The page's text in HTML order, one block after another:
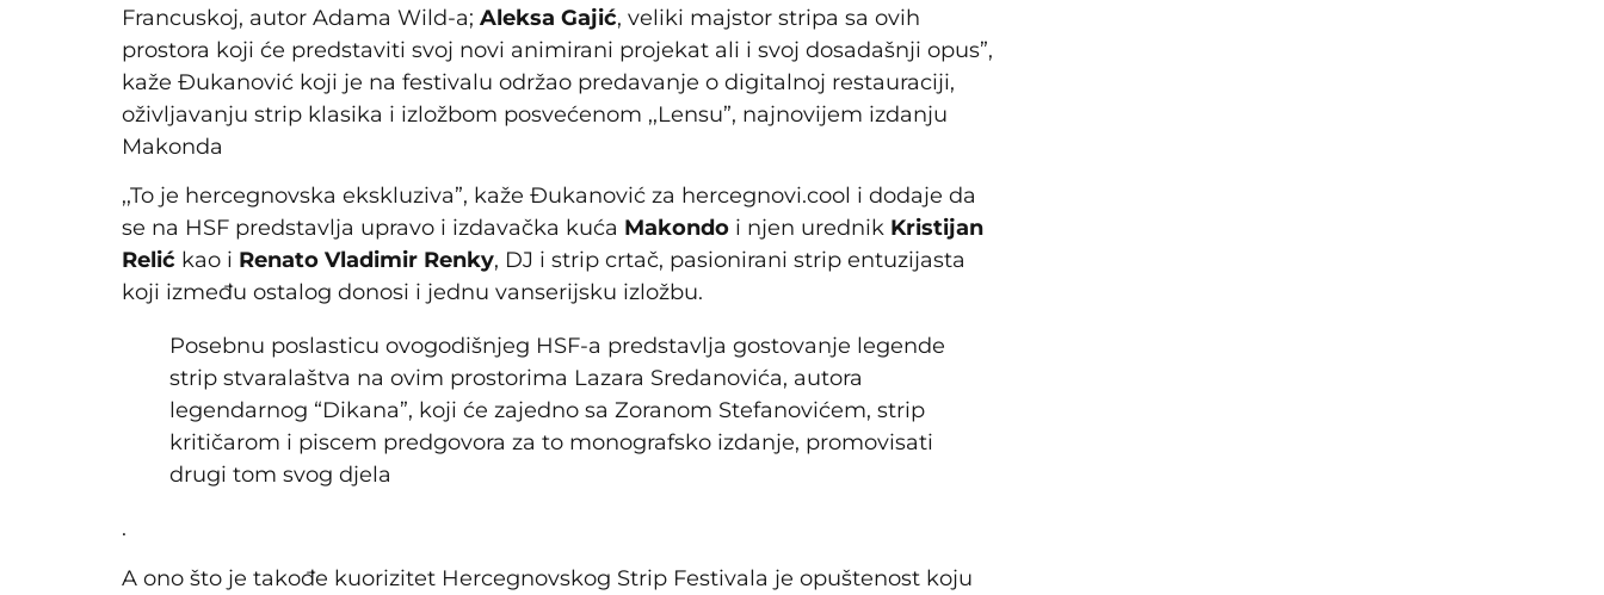
Francuskoj, autor Adama Wild-a; Aleksa Gajić, veliki majstor stripa sa ovih
prostora koji će predstaviti svoj novi animirani projekat ali i svoj dosadašnji opus”,
kaže Đukanović koji je na festivalu održao predavanje o digitalnoj restauraciji,
oživljavanju strip klasika i izložbom posvećenom ,,Lensu”, najnovijem izdanju
Makonda
,,To je hercegnovska ekskluziva”, kaže Đukanović za hercegnovi.cool i dodaje da
se na HSF predstavlja upravo i izdavačka kuća Makondo i njen urednik Kristijan
Relić kao i Renato Vladimir Renky, DJ i strip crtač, pasionirani strip entuzijasta
koji između ostalog donosi i jednu vanserijsku izložbu.
Posebnu poslasticu ovogodišnjeg HSF-a predstavlja gostovanje legende
strip stvaralaštva na ovim prostorima Lazara Sredanovića, autora
legendarnog “Dikana”, koji će zajedno sa Zoranom Stefanovićem, strip
kritičarom i piscem predgovora za to monografsko izdanje, promovisati
drugi tom svog djela
.
A ono što je takođe kuorizitet Hercegnovskog Strip Festivala je opuštenost koju